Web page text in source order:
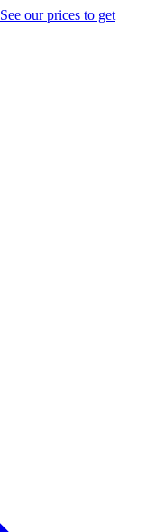
See our prices to get